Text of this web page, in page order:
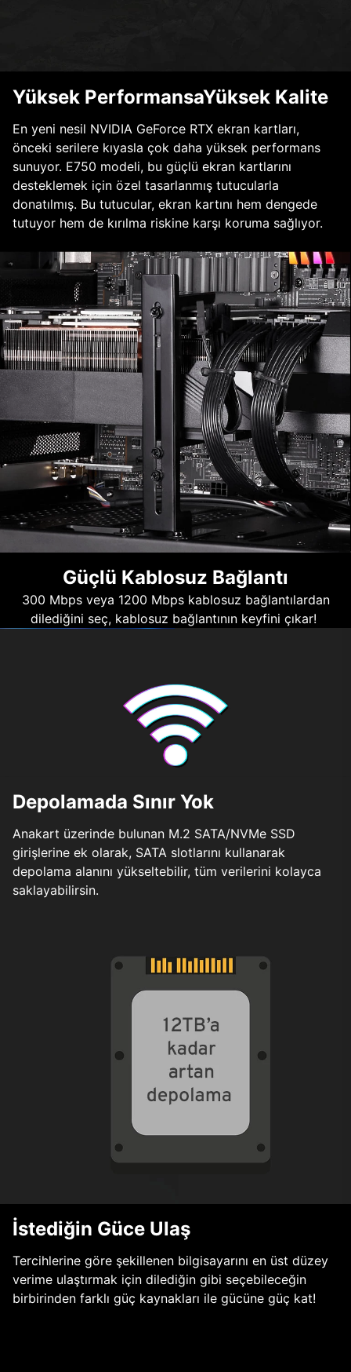
Yüksek PerformansaYüksek Kalite
En yeni nesil NVIDIA GeForce RTX ekran kartları,
önceki serilere kıyasla çok daha yüksek performans
sunuyor. E750 modeli, bu güçlü ekran kartlarını
desteklemek için özel tasarlanmış tutucularla
donatılmış. Bu tutucular, ekran kartını hem dengede
tutuyor hem de kırılma riskine karşı koruma sağlıyor.
Güçlü Kablosuz Bağlantı
300 Mbps veya 1200 Mbps kablosuz bağlantılardan
dilediğini seç, kablosuz bağlantının keyfini çıkar!
Depolamada Sınır Yok
Anakart üzerinde bulunan M.2 SATA/NVMe SSD
girişlerine ek olarak, SATA slotlarını kullanarak
depolama alanını yükseltebilir, tüm verilerini kolayca
saklayabilirsin.
İstediğin Güce Ulaş
Tercihlerine göre şekillenen bilgisayarını en üst düzey
verime ulaştırmak için dilediğin gibi seçebileceğin
birbirinden farklı güç kaynakları ile gücüne güç kat!